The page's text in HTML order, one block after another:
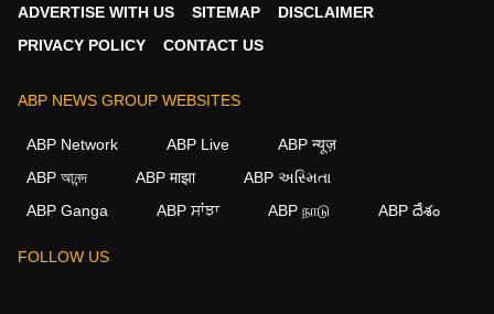
ADVERTISE WITH US
SITEMAP
DISCLAIMER
PRIVACY POLICY
CONTACT US
ABP NEWS GROUP WEBSITES
ABP Network ABP Live
ABP न्यूज़
ABP আনন্দ
ABP माझा
ABP અસ્મિતા
ABP Ganga
ABP ਸਾਂਝਾ ABP நாடு ABP దేశం
FOLLOW US